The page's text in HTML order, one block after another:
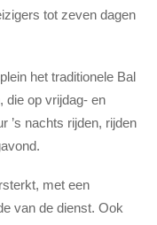
tot zeven dagen
het traditionele Bal
die op vrijdag- en
’s nachts rijden, rijden
met een
van de dienst. Ook